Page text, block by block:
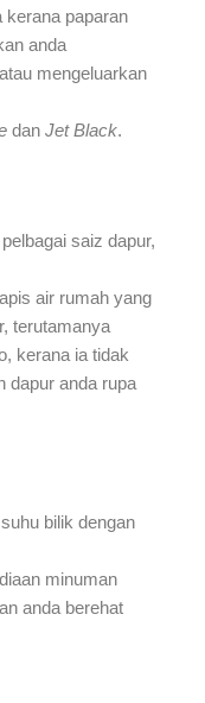
kerana paparan
anda
mengeluarkan
dan Jet Black.
saiz dapur,
air rumah yang
terutamanya
kerana ia tidak
dapur anda rupa
bilik dengan
minuman
anda berehat